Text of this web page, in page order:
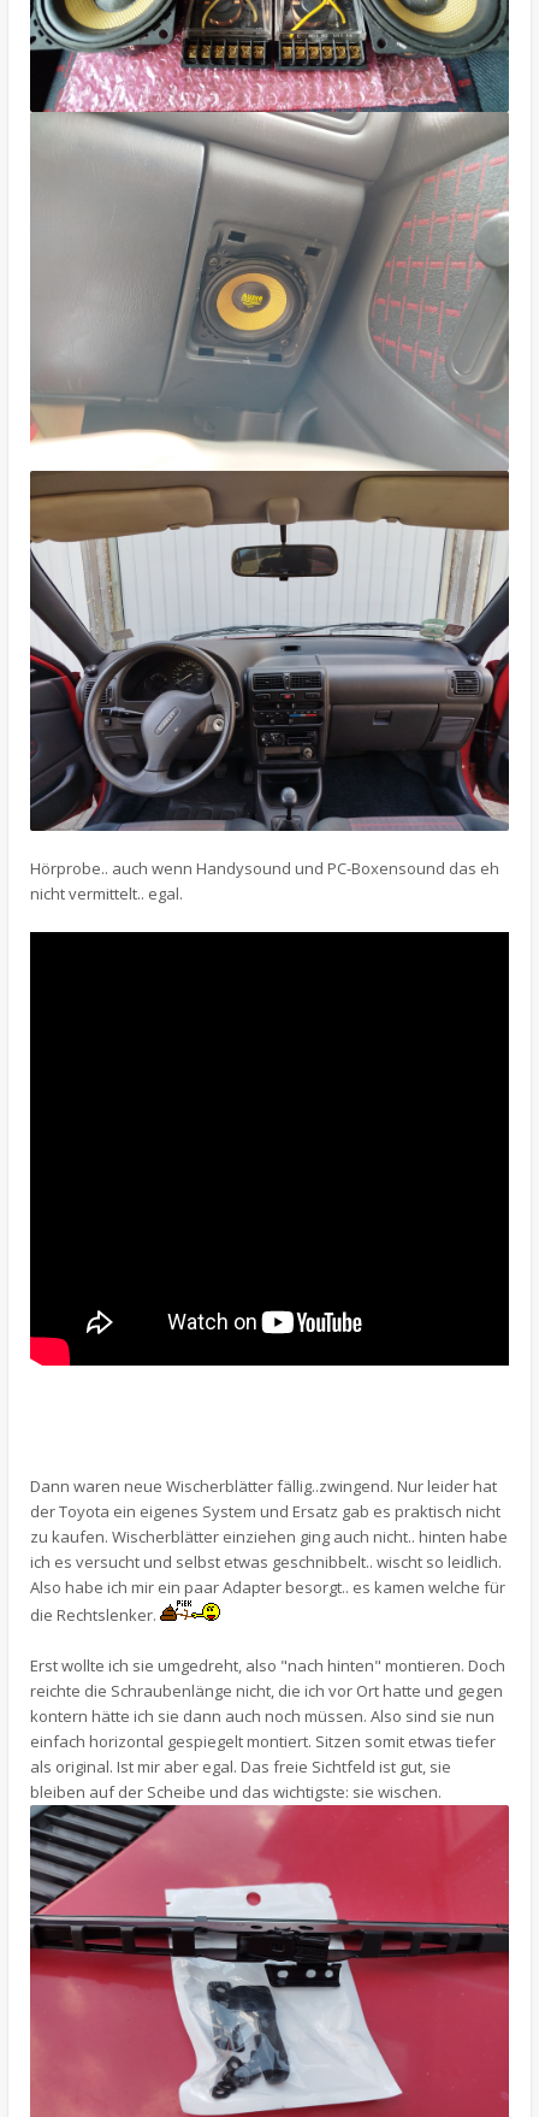
Hörprobe.. auch wenn Handysound und PC-Boxensound das eh
nicht vermittelt.. egal.
Dann waren neue Wischerblätter fällig..zwingend. Nur leider hat
der Toyota ein eigenes System und Ersatz gab es praktisch nicht
zu kaufen. Wischerblätter einziehen ging auch nicht.. hinten habe
ich es versucht und selbst etwas geschnibbelt.. wischt so leidlich.
Also habe ich mir ein paar Adapter besorgt.. es kamen welche für
die Rechtslenker.
Erst wollte ich sie umgedreht, also "nach hinten" montieren. Doch
reichte die Schraubenlänge nicht, die ich vor Ort hatte und gegen
kontern hätte ich sie dann auch noch müssen. Also sind sie nun
einfach horizontal gespiegelt montiert. Sitzen somit etwas tiefer
als original. Ist mir aber egal. Das freie Sichtfeld ist gut, sie
bleiben auf der Scheibe und das wichtigste: sie wischen.